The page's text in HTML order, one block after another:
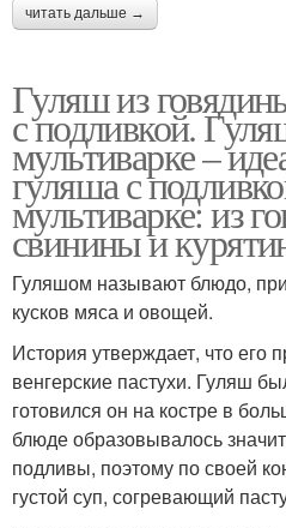
читать дальше →
Гуляш из
с подливкой.
мультиварке –
гуляша с
мультиварке: из
свинины и
Гуляшом называют блюдо,
кусков мяса и овощей.
История утверждает, что его
венгерские пастухи. Гуляш
готовился он на костре в
блюде образовывалось
подливы, поэтому по своей
густой суп, согревающий